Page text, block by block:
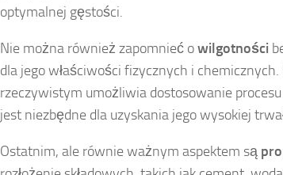
optymalnej gęstości.
Nie można również zapomnieć owilgotności
dla jego właściwości fizycznych i
rzeczywistym umożliwia dostosowanie
jest niezbędne dla uzyskania jego wysokiej
Ostatnim, ale równie ważnym aspektem są